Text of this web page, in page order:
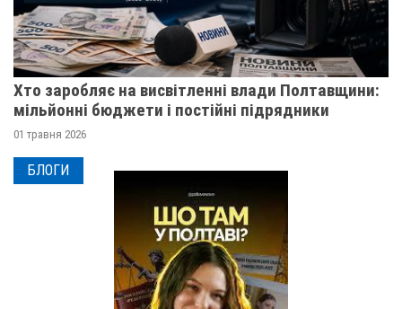
Хто заробляє на висвітленні влади Полтавщини:
мільйонні бюджети і постійні підрядники
01 травня 2026
БЛОГИ